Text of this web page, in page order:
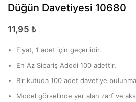
Düğün Davetiyesi 10680
11,95 ₺
Fiyat, 1 adet için geçerlidir.
En Az Sipariş Adedi 100 adettir.
Bir kutuda 100 adet davetiye
Model görselinde yer alan zarf ve